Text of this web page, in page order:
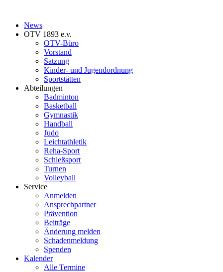
News
OTV 1893 e.v.
OTV-Büro
Vorstand
Satzung
Kinder- und Jugendordnung
Sportstätten
Abteilungen
Badminton
Basketball
Gymnastik
Handball
Judo
Leichtathletik
Reha-Sport
Schießsport
Turnen
Volleyball
Service
Anmelden
Ansprechpartner
Prävention
Beiträge
Änderung melden
Schadenmeldung
Spenden
Kalender
Alle Termine